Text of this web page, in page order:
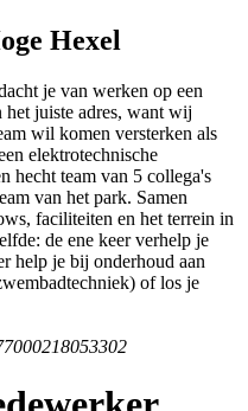
Hexel
je van werken op een
het juiste adres, want wij
wil komen versterken als
elektrotechnische
hecht team van 5 collega's
van het park. Samen
faciliteiten en het terrein in
de ene keer verhelp je
help je bij onderhoud aan
of los je